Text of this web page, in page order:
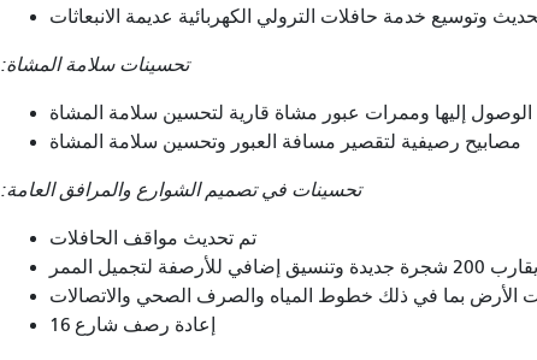
وتوسيع خدمة حافلات الترولي الكهربائية عديمة الانبعاثات
تحسينات سلامة المشاة:
إليها وممرات عبور مشاة قارية لتحسين سلامة المشاة
مصابيح رصيفية لتقصير مسافة العبور وتحسين سلامة المشاة
تحسينات في تصميم الشوارع والمرافق العامة:
تم تحديث مواقف الحافلات
للأرصفة لتجميل الممر
الأرض بما في ذلك خطوط المياه والصرف الصحي والاتصالات
إعادة رصف شارع 16